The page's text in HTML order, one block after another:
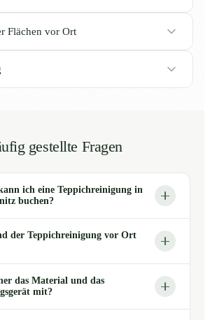
Flächen vor Ort
gestellte Fragen
ich eine Teppichreinigung in
buchen?
der Teppichreinigung vor Ort
das Material und das
mit?